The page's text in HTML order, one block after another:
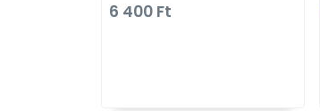
geometriai mintás
6 400 Ft